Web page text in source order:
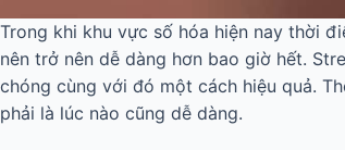
Trong khi khu vực số hóa hiện nay thời
nên trở nên dễ dàng hơn bao giờ hết.
chóng cùng với đó một cách hiệu quả.
phải là lúc nào cũng dễ dàng.